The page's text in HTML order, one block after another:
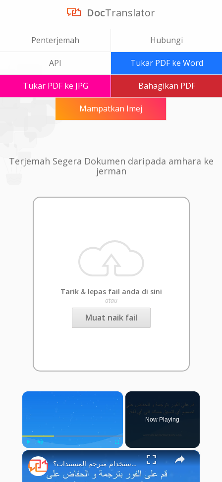
DocTranslator
Penterjemah Hubungi
API Tukar PDF ke Word
Tukar PDF ke JPG Bahagikan PDF
Mampatkan Imej
Terjemah Segera Dokumen daripada amhara ke
jerman
Tarik & lepas fail anda di sini
atau
Muat naik fail
×
Play Unmute Fullscreen
Now Playing
×
كيف يمكنني استخدام مترجم المستندات؟